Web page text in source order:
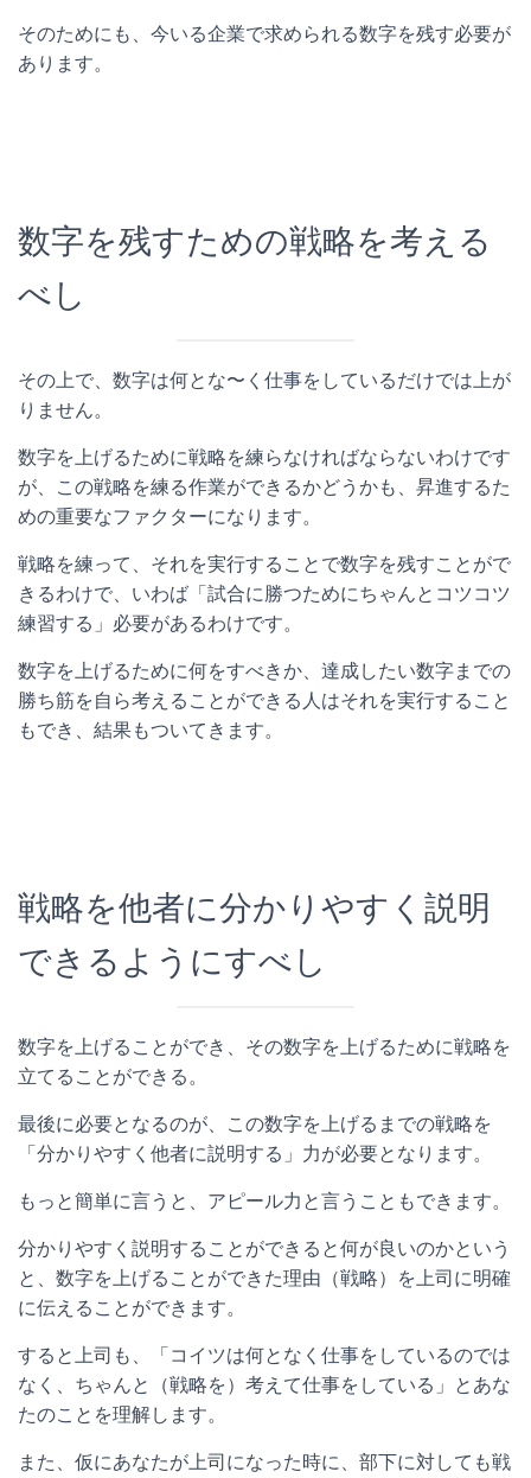
そのためにも、今いる企業で求められる数字を残す必要が
あります。
数字を残すための戦略を考える
べし
その上で、数字は何とな〜く仕事をしているだけでは上が
りません。
数字を上げるために戦略を練らなければならないわけです
が、この戦略を練る作業ができるかどうかも、昇進するた
めの重要なファクターになります。
戦略を練って、それを実行することで数字を残すことがで
きるわけで、いわば「試合に勝つためにちゃんとコツコツ
練習する」必要があるわけです。
数字を上げるために何をすべきか、達成したい数字までの
勝ち筋を自ら考えることができる人はそれを実行すること
もでき、結果もついてきます。
戦略を他者に分かりやすく説明
できるようにすべし
数字を上げることができ、その数字を上げるために戦略を
立てることができる。
最後に必要となるのが、この数字を上げるまでの戦略を
「分かりやすく他者に説明する」力が必要となります。
もっと簡単に言うと、アピール力と言うこともできます。
分かりやすく説明することができると何が良いのかという
と、数字を上げることができた理由（戦略）を上司に明確
に伝えることができます。
すると上司も、「コイツは何となく仕事をしているのでは
なく、ちゃんと（戦略を）考えて仕事をしている」とあな
たのことを理解します。
また、仮にあなたが上司になった時に、部下に対しても戦